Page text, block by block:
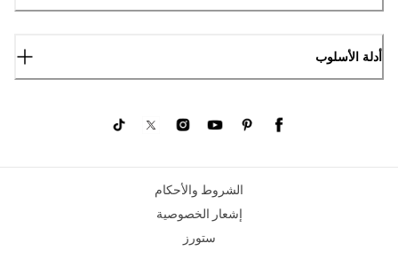
أدلة الأسلوب
الشروط والأحكام
إشعار الخصوصية
ستورز